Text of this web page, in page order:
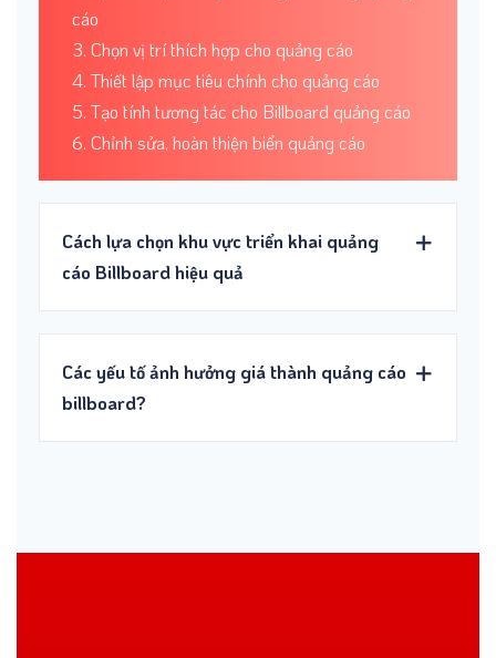
cáo
3. Chọn vị trí thích hợp cho quảng cáo
4. Thiết lập mục tiêu chính cho quảng cáo
5. Tạo tính tương tác cho Billboard quảng cáo
6. Chỉnh sửa, hoàn thiện biển quảng cáo
Cách lựa chọn khu vực triển khai quảng
cáo Billboard hiệu quả
Các yếu tố ảnh hưởng giá thành quảng cáo
billboard?